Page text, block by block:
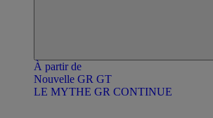
À partir de
Nouvelle GR GT
LE MYTHE GR CONTINUE